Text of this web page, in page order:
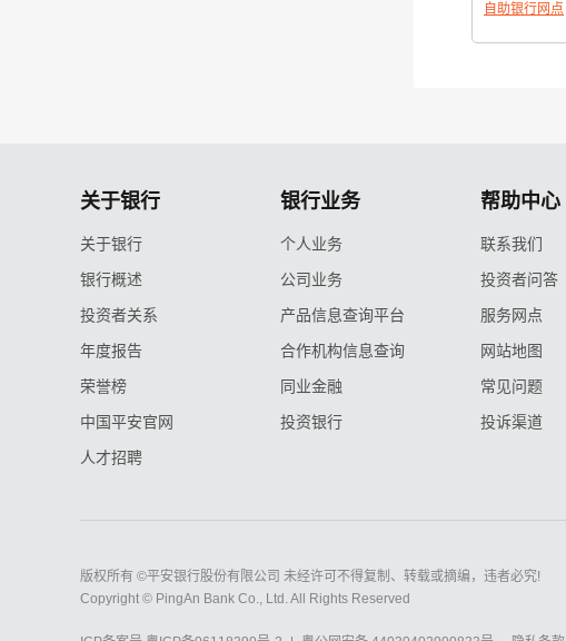
自助银行网点
关于银行
关于银行
银行概述
投资者关系
年度报告
荣誉榜
中国平安官网
人才招聘
银行业务
个人业务
公司业务
产品信息查询平台
合作机构信息查询
同业金融
投资银行
帮助中心
联系我们
投资者问答
服务网点
网站地图
常见问题
投诉渠道
版权所有 ©平安银行股份有限公司 未经许可不得复制、转载或摘编，违者必究!
Copyright © PingAn Bank Co., Ltd. All Rights Reserved